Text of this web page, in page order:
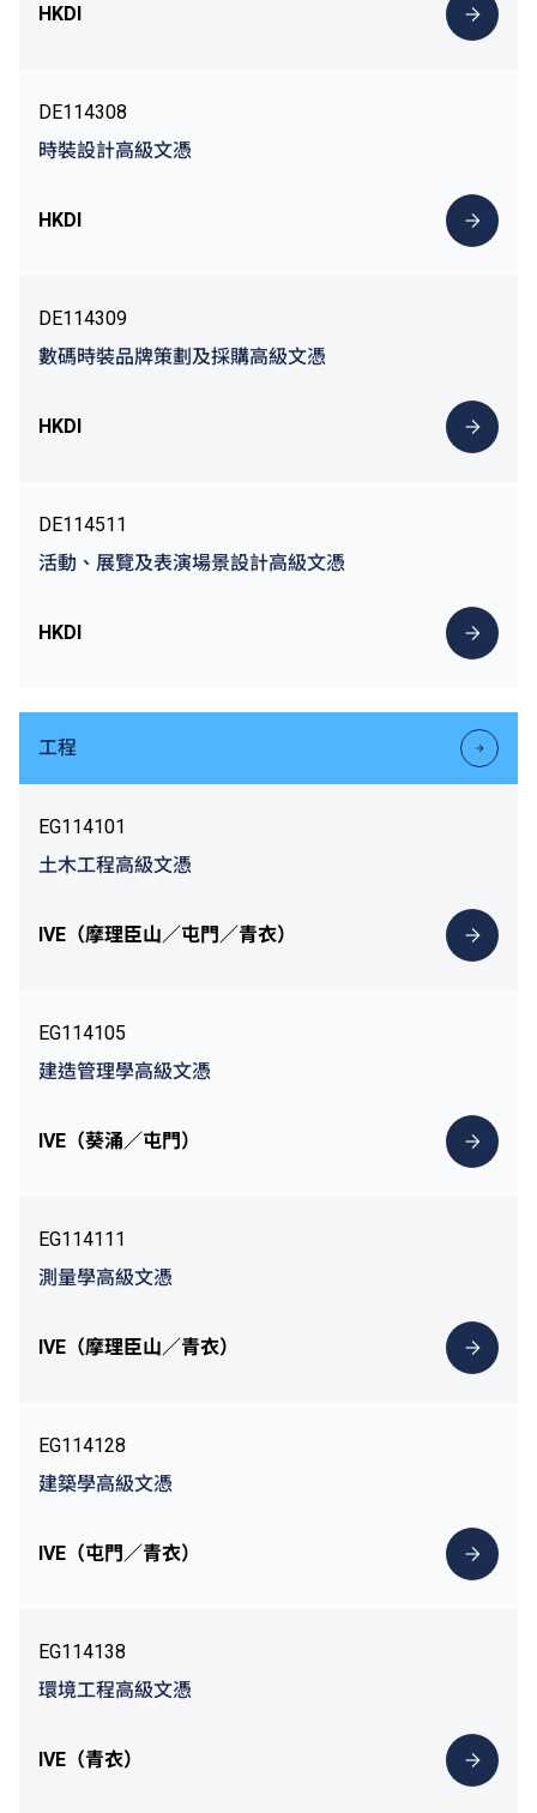
HKDI
DE114308
時裝設計高級文憑
HKDI
DE114309
數碼時裝品牌策劃及採購高級文憑
HKDI
DE114511
活動、展覽及表演場景設計高級文憑
HKDI
工程
EG114101
土木工程高級文憑
IVE（摩理臣山／屯門／青衣）
EG114105
建造管理學高級文憑
IVE（葵涌／屯門）
EG114111
測量學高級文憑
IVE（摩理臣山／青衣）
EG114128
建築學高級文憑
IVE（屯門／青衣）
EG114138
環境工程高級文憑
IVE（青衣）